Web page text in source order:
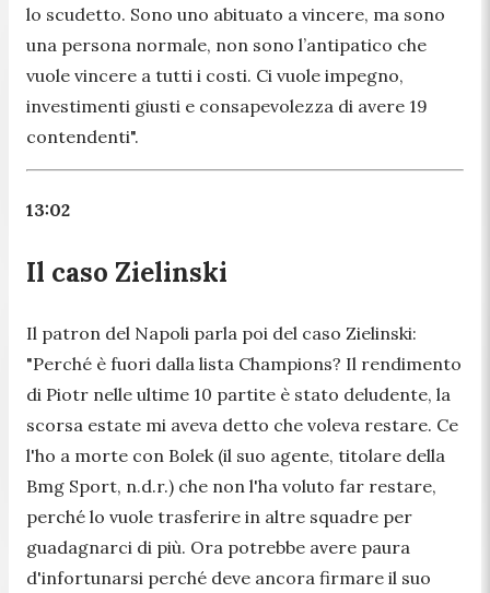
lo scudetto. Sono uno abituato a vincere, ma sono
una persona normale, non sono l’antipatico che
vuole vincere a tutti i costi. Ci vuole impegno,
investimenti giusti e consapevolezza di avere 19
contendenti".
13:02
Il caso Zielinski
Il patron del Napoli parla poi del caso Zielinski:
"Perché è fuori dalla lista Champions? Il rendimento
di Piotr nelle ultime 10 partite è stato deludente, la
scorsa estate mi aveva detto che voleva restare. Ce
l'ho a morte con Bolek (il suo agente, titolare della
Bmg Sport, n.d.r.) che non l'ha voluto far restare,
perché lo vuole trasferire in altre squadre per
guadagnarci di più. Ora potrebbe avere paura
d'infortunarsi perché deve ancora firmare il suo